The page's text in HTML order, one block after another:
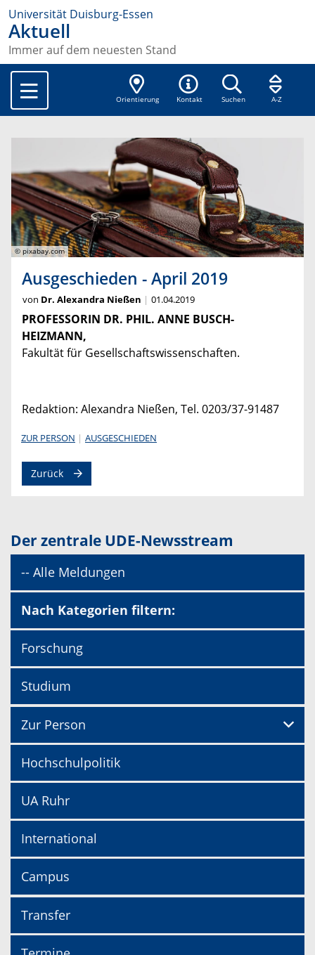
Universität Duisburg-Essen
Aktuell
Immer auf dem neuesten Stand
Orientierung Kontakt Suchen A-Z
© pixabay.com
Ausgeschieden - April 2019
von Dr. Alexandra Nießen 01.04.2019
PROFESSORIN DR. PHIL. ANNE BUSCH-
HEIZMANN,
Fakultät für Gesellschaftswissenschaften.
Redaktion: Alexandra Nießen, Tel. 0203/37-91487
ZUR PERSON AUSGESCHIEDEN
Zurück
Der zentrale UDE-Newsstream
-- Alle Meldungen
Nach Kategorien filtern:
Forschung
Studium
Zur Person
Hochschulpolitik
UA Ruhr
International
Campus
Transfer